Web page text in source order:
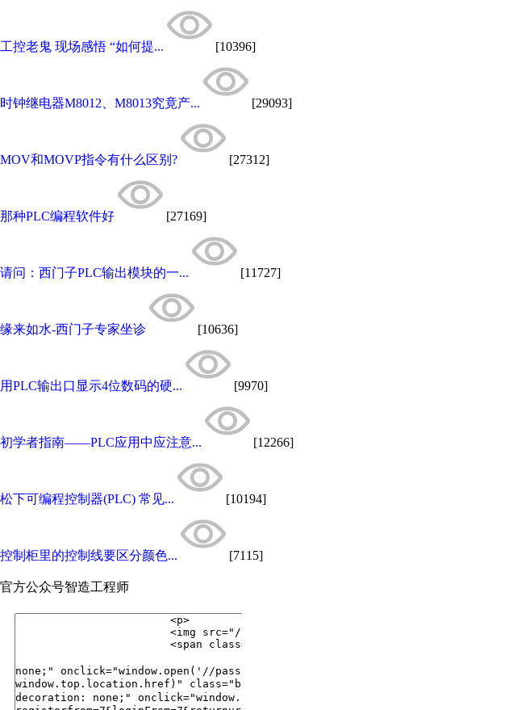
工控老鬼 现场感悟 “如何提... [10396]
时钟继电器M8012、M8013究竟产... [29093]
MOV和MOVP指令有什么区别? [27312]
那种PLC编程软件好 [27169]
请问：西门子PLC输出模块的一... [11727]
缘来如水-西门子专家坐诊 [10636]
用PLC输出口显示4位数码的硬... [9970]
初学者指南——PLC应用中应注意... [12266]
松下可编程控制器(PLC) 常见... [10194]
控制柜里的控制线要区分颜色... [7115]
官方公众号智造工程师